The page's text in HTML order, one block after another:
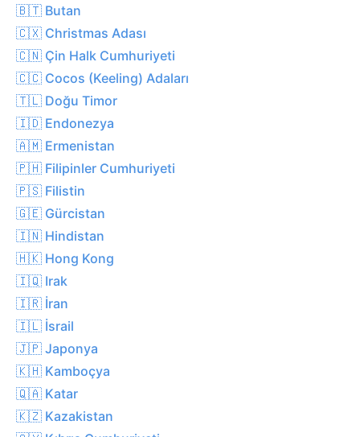
🇧🇹 Butan
🇨🇽 Christmas Adası
🇨🇳 Çin Halk Cumhuriyeti
🇨🇨 Cocos (Keeling) Adaları
🇹🇱 Doğu Timor
🇮🇩 Endonezya
🇦🇲 Ermenistan
🇵🇭 Filipinler Cumhuriyeti
🇵🇸 Filistin
🇬🇪 Gürcistan
🇮🇳 Hindistan
🇭🇰 Hong Kong
🇮🇶 Irak
🇮🇷 İran
🇮🇱 İsrail
🇯🇵 Japonya
🇰🇭 Kamboçya
🇶🇦 Katar
🇰🇿 Kazakistan